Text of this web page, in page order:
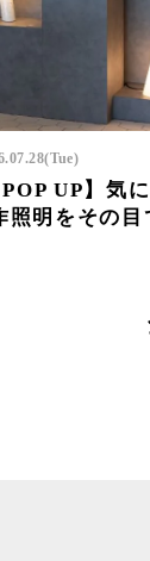
UP】気
照明をその目